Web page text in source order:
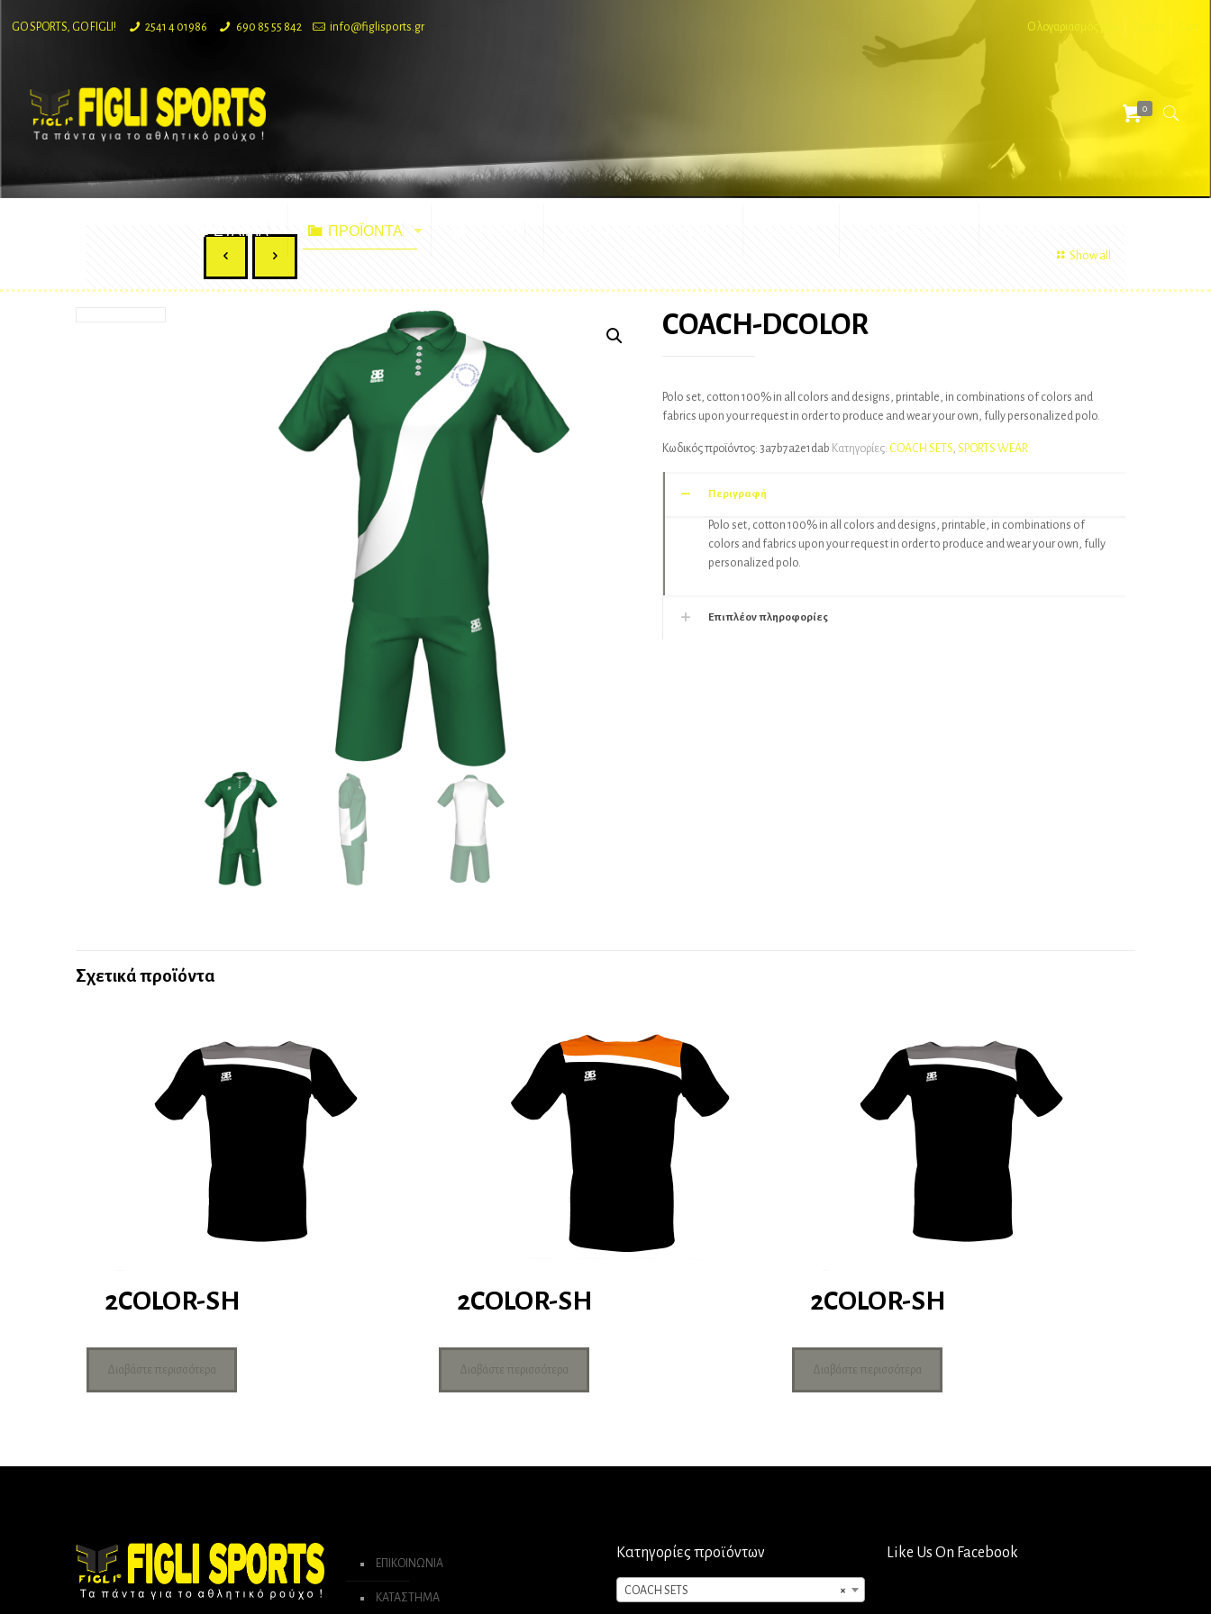
GO SPORTS, GO FIGLI! 2541 4 01986 690 85 55 842 info@figlisports.gr Ο λογαριασμός μου
ΕΤΑΙΡΙΑ ΠΡΟΪΟΝΤΑ
0
Show all
COACH-DCOLOR
Polo set, cotton 100% in all colors and designs, printable, in combinations of colors and
fabrics upon your request in order to produce and wear your own, fully personalized polo.
Κωδικός προϊόντος:3a7b7a2e1dab Κατηγορίες: COACH SETS,SPORTS WEAR
Περιγραφή
Polo set, cotton 100% in all colors and designs, printable, in combinations of
colors and fabrics upon your request in order to produce and wear your own, fully
personalized polo.
Επιπλέον πληροφορίες
Σχετικά προϊόντα
2COLOR-SH
Διαβάστε περισσότερα
2COLOR-SH
Διαβάστε περισσότερα
2COLOR-SH
Διαβάστε περισσότερα
ΕΠΙΚΟΙΝΩΝΙΑ
ΚΑΤΑΣΤΗΜΑ
Κατηγορίες προϊόντων
×
COACH SETS
Like Us On Facebook